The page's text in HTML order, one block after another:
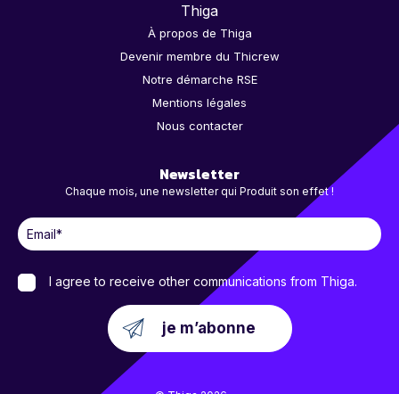
Thiga
À propos de Thiga
Devenir membre du Thicrew
Notre démarche RSE
Mentions légales
Nous contacter
Newsletter
Chaque mois, une newsletter qui Produit son effet !
I agree to receive other communications from Thiga.